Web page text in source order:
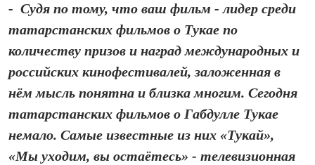
- Судя по тому, что ваш фильм - лидер среди
татарстанских фильмов о Тукае по
количеству призов и наград международных и
российских кинофестивалей, заложенная в
нём мысль понятна и близка многим. Сегодня
татарстанских фильмов о Габдулле Тукае
немало. Самые известные из них «Тукай»,
«Мы уходим, вы остаётесь» - телевизионная